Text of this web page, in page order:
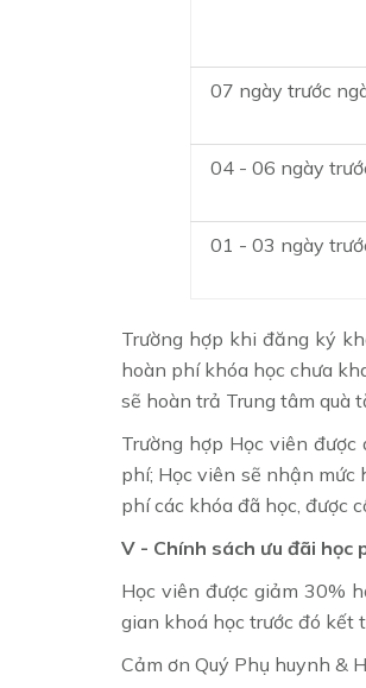
07 ngày trước
04 - 06 ngày
01 - 03 ngày
Trường hợp khi đăng ký
hoàn phí khóa học chưa
sẽ hoàn trả Trung tâm quà
Trường hợp Học viên
phí; Học viên sẽ nhận
phí các khóa đã học, được
V - Chính sách ưu đãi học
Học viên được giảm 30%
gian khoá học trước đó kết
Cảm ơn Quý Phụ huynh &